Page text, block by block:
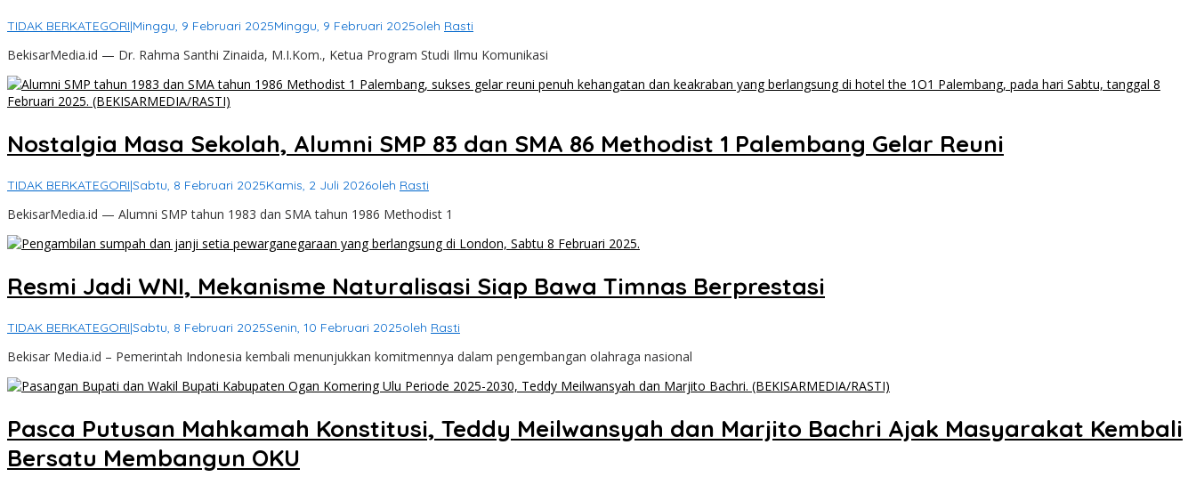
TIDAK BERKATEGORI|Minggu, 9 Februari 2025Minggu, 9 Februari 2025oleh Rasti
BekisarMedia.id — Dr. Rahma Santhi Zinaida, M.I.Kom., Ketua Program Studi Ilmu Komunikasi
Nostalgia Masa Sekolah, Alumni SMP 83 dan SMA 86 Methodist 1 Palembang Gelar Reuni
TIDAK BERKATEGORI|Sabtu, 8 Februari 2025Kamis, 2 Juli 2026oleh Rasti
BekisarMedia.id — Alumni SMP tahun 1983 dan SMA tahun 1986 Methodist 1
Resmi Jadi WNI, Mekanisme Naturalisasi Siap Bawa Timnas Berprestasi
TIDAK BERKATEGORI|Sabtu, 8 Februari 2025Senin, 10 Februari 2025oleh Rasti
Bekisar Media.id – Pemerintah Indonesia kembali menunjukkan komitmennya dalam pengembangan olahraga nasional
Pasca Putusan Mahkamah Konstitusi, Teddy Meilwansyah dan Marjito Bachri Ajak Masyarakat Kembali
Bersatu Membangun OKU